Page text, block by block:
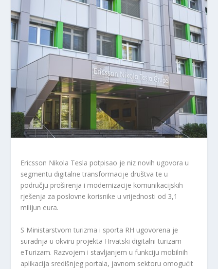
Ericsson Nikola Tesla potpisao je niz novih ugovora u
segmentu digitalne transformacije društva te u
području proširenja i modernizacije komunikacijskih
rješenja za poslovne korisnike u vrijednosti od 3,1
milijun eura.
S Ministarstvom turizma i sporta RH ugovorena je
suradnja u okviru projekta Hrvatski digitalni turizam –
eTurizam. Razvojem i stavljanjem u funkciju mobilnih
aplikacija središnjeg portala, javnom sektoru omogućit